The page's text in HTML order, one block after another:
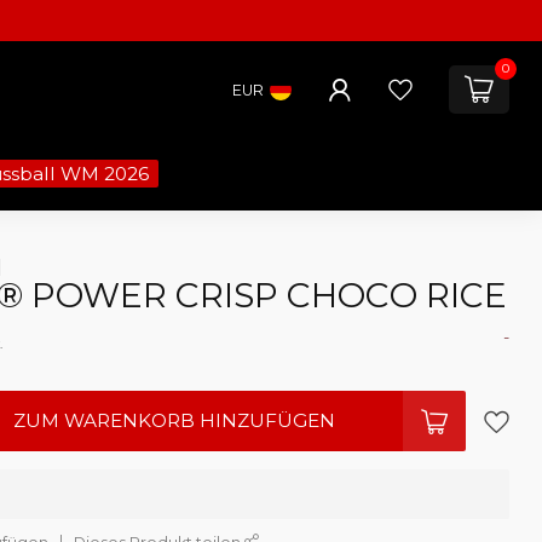
EUR
0
WM 2026
POWER CRISP CHOCO RICE
-
ZUM WARENKORB HINZUFÜGEN